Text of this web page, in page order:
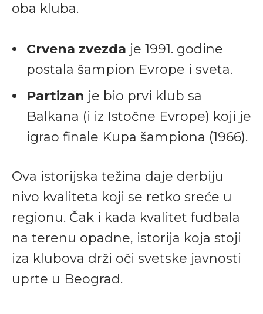
oba kluba.
Crvena zvezda je 1991. godine
postala šampion Evrope i sveta.
Partizan je bio prvi klub sa
Balkana (i iz Istočne Evrope) koji je
igrao finale Kupa šampiona (1966).
Ova istorijska težina daje derbiju
nivo kvaliteta koji se retko sreće u
regionu. Čak i kada kvalitet fudbala
na terenu opadne, istorija koja stoji
iza klubova drži oči svetske javnosti
uprte u Beograd.